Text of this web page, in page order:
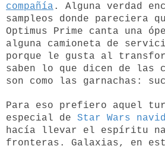
compañía . Alguna verdad
sampleos donde pareciera
Optimus Prime canta una
alguna camioneta de
porque le gusta al
saben lo que dicen de las
son como las garnachas:
Para eso prefiero aquel
especial de Star Wars
hacía llevar el espíritu
fronteras. Galaxias, en